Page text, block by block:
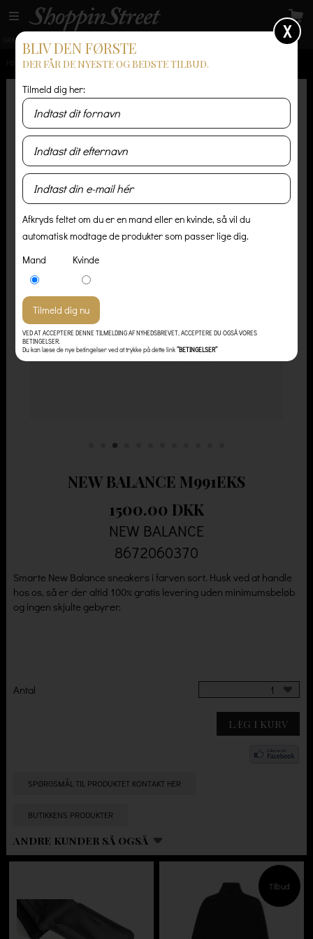
GRATIS LEVERING
FORSIDE / HERRE / SKO OG STØVLER / NEW BALANCE M991EKS
NEW BALANCE M991EKS
1500.00 DKK
NEW BALANCE
8672060370
Smarte New Balance sneakers i farven sort. Husk ved at handle
hos os, så er der altid 100% gratis levering uden minimumsbeløb
og ingen skjulte gebyrer.
Antal 1
LÆG I KURV
SPØRGSMÅL TIL PRODUKTET KONTAKT HER
BUTIKKENS PRODUKTER
ANDRE KUNDER SÅ OGSÅ
Tilbud
X
BLIV DEN FØRSTE
DER FÅR DE NYESTE OG BEDSTE TILBUD.
Tilmeld dig her:
Afkryds feltet om du er en mand eller en kvinde, så vil du
automatisk modtage de produkter som passer lige dig.
Mand
Kvinde
VED AT ACCEPTERE DENNE TILMELDING AF NYHEDSBREVET, ACCEPTERE DU OGSÅ VORES
BETINGELSER.
Du kan læse de nye betingelser ved at trykke på dette link”BETINGELSER”